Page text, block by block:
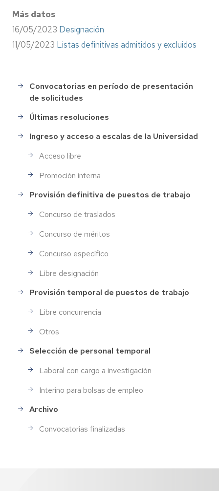
Más datos
16/05/2023 Designación
11/05/2023 Listas definitivas admitidos y excluidos
Selección
de
Personal
Convocatorias en período de presentación
de solicitudes
Últimas resoluciones
Ingreso y acceso a escalas de la Universidad
Acceso libre
Promoción interna
Provisión definitiva de puestos de trabajo
Concurso de traslados
Concurso de méritos
Concurso específico
Libre designación
Provisión temporal de puestos de trabajo
Libre concurrencia
Otros
Selección de personal temporal
Laboral con cargo a investigación
Interino para bolsas de empleo
Archivo
Convocatorias finalizadas